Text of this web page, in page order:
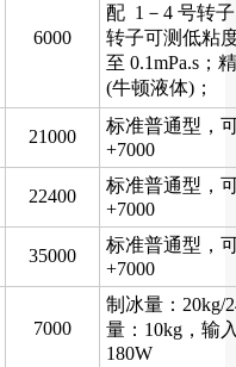
6000
配 1－4 号转
转子可测低粘
至 0.1mPa.s；
(牛顿液体)；
21000
标准普通型，
+7000
22400
标准普通型，
+7000
35000
标准普通型，
+7000
7000
制冰量：20kg/
量：10kg，输
180W